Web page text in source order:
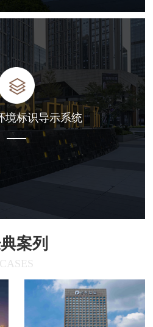
境标识导示系统
案列
CASES